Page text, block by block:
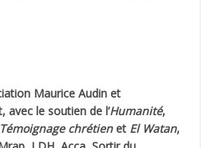
*
Maurice Audinet
, avec le soutien de l’Humanité,
Témoignage chrétienet El Watan,